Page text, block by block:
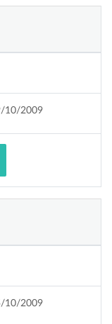
10/2009
10/2009